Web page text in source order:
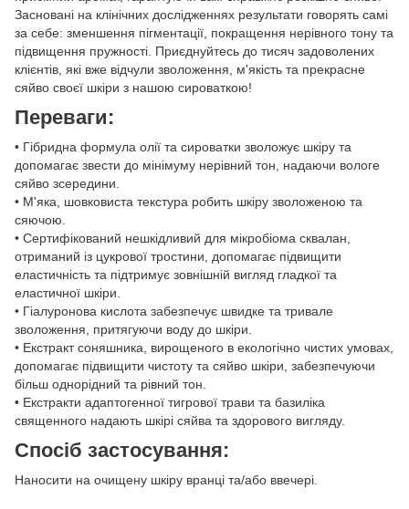
Засновані на клінічних дослідженнях результати говорять самі
за себе: зменшення пігментації, покращення нерівного тону та
підвищення пружності. Приєднуйтесь до тисяч задоволених
клієнтів, які вже відчули зволоження, м'якість та прекрасне
сяйво своєї шкіри з нашою сироваткою!
Переваги:
• Гібридна формула олії та сироватки зволожує шкіру та
допомагає звести до мінімуму нерівний тон, надаючи вологе
сяйво зсередини.
• М'яка, шовковиста текстура робить шкіру зволоженою та
сяючою.
• Сертифікований нешкідливий для мікробіома сквалан,
отриманий із цукрової тростини, допомагає підвищити
еластичність та підтримує зовнішній вигляд гладкої та
еластичної шкіри.
• Гіалуронова кислота забезпечує швидке та тривале
зволоження, притягуючи воду до шкіри.
• Екстракт соняшника, вирощеного в екологічно чистих умовах,
допомагає підвищити чистоту та сяйво шкіри, забезпечуючи
більш однорідний та рівний тон.
• Екстракти адаптогенної тигрової трави та базиліка
священного надають шкірі сяйва та здорового вигляду.
Спосіб застосування:
Наносити на очищену шкіру вранці та/або ввечері.